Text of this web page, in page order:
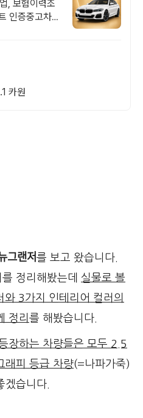
, 보험이력조
인증중고차 7
카원
그랜저를 보고 왔습니다.
정리해봤는데 실물로 볼
3가지 인테리어 컬러의
정리 를 해봤습니다.
장하는 차량들은 모두 2.5
래피 등급 차량(=나파가죽)
겠습니다.